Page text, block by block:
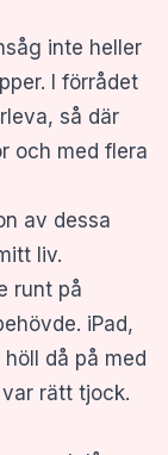
inte heller
I förrådet
så där
och med flera
av dessa
liv.
runt på
iPad,
då på med
rätt tjock.